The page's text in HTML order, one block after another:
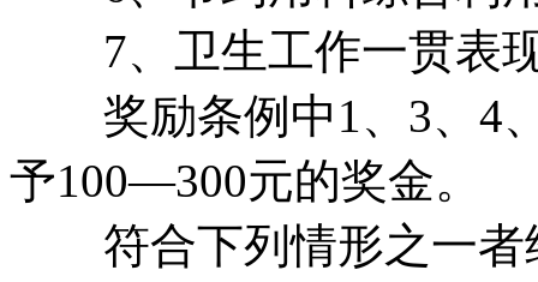
7、卫生工作一贯表现
奖励条例中1、3、4、
予100—300元的奖金。
符合下列情形之一者